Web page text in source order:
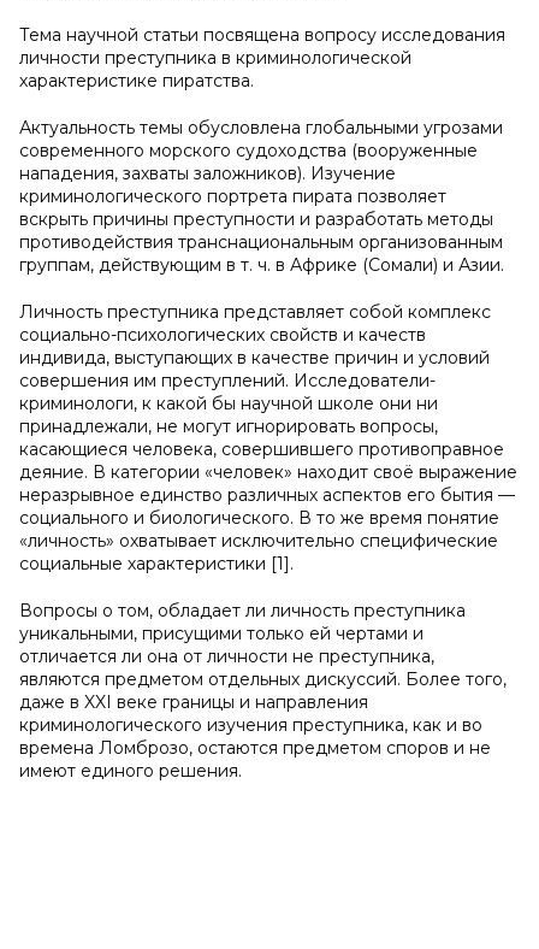
Тема научной статьи посвящена вопросу исследования
личности преступника в криминологической
характеристике пиратства.
Актуальность темы обусловлена глобальными угрозами
современного морского судоходства (вооруженные
нападения, захваты заложников). Изучение
криминологического портрета пирата позволяет
вскрыть причины преступности и разработать методы
противодействия транснациональным организованным
группам, действующим в т. ч. в Африке (Сомали) и Азии.
Личность преступника представляет собой комплекс
социально-психологических свойств и качеств
индивида, выступающих в качестве причин и условий
совершения им преступлений. Исследователи-
криминологи, к какой бы научной школе они ни
принадлежали, не могут игнорировать вопросы,
касающиеся человека, совершившего противоправное
деяние. В категории «человек» находит своё выражение
неразрывное единство различных аспектов его бытия —
социального и биологического. В то же время понятие
«личность» охватывает исключительно специфические
социальные характеристики [1].
Вопросы о том, обладает ли личность преступника
уникальными, присущими только ей чертами и
отличается ли она от личности не преступника,
являются предметом отдельных дискуссий. Более того,
даже в XXI веке границы и направления
криминологического изучения преступника, как и во
времена Ломброзо, остаются предметом споров и не
имеют единого решения.